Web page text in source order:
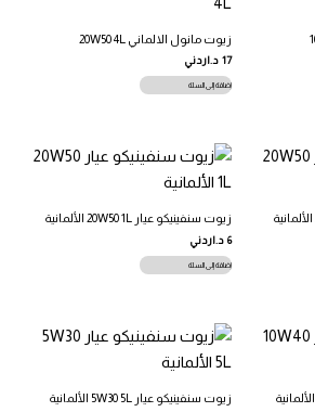
زيوت مانول الالماني 20W50 4L
17 د.اردني
إضافة إلى السلة
زيوت سنفينيكو عيار 20W50 1L الألمانية
6 د.اردني
إضافة إلى السلة
زيوت سنفينيكو عيار 5W30 5L الألمانية